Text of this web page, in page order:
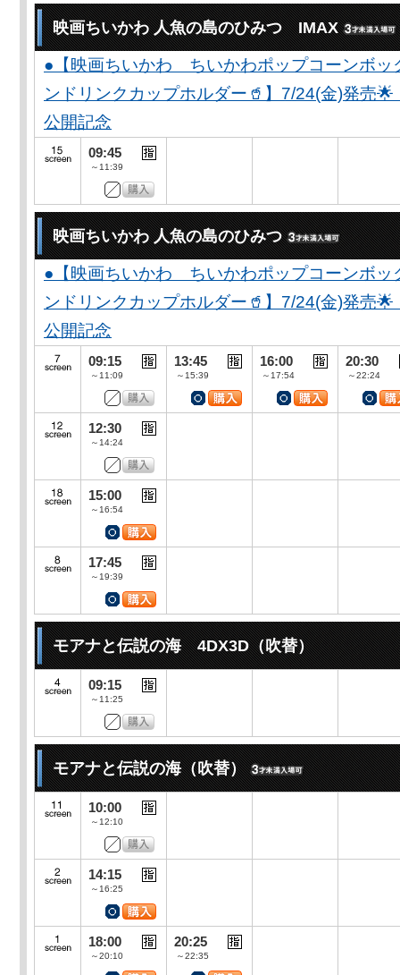
映画ちいかわ 人魚の島のひみつ IMAX
●【映画ちいかわ ちいかわポップコーンボ
ンドリンクカップホルダー🥤】7/24(金)発売
公開記念
09:45
～11:39
映画ちいかわ 人魚の島のひみつ
●【映画ちいかわ ちいかわポップコーンボ
ンドリンクカップホルダー🥤】7/24(金)発売
公開記念
09:15
～11:09
13:45
～15:39
16:00
～17:54
20:30
～22:24
12:30
～14:24
15:00
～16:54
17:45
～19:39
モアナと伝説の海 4DX3D（吹替）
09:15
～11:25
モアナと伝説の海（吹替）
10:00
～12:10
14:15
～16:25
18:00
～20:10
20:25
～22:35